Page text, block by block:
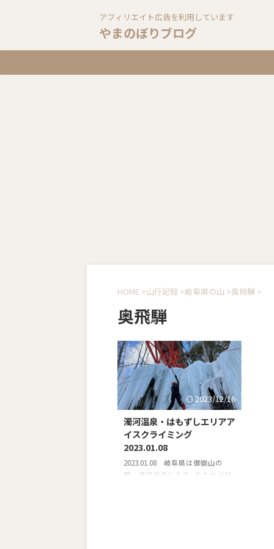
アフィリエイト広告を利用しています
やまのぼりブログ
HOME >山行記録 >岐阜県の山 >奥飛騨 >
奥飛騨
2023/12/16
濁河温泉・はもずしエリアア
イスクライミング
2023.01.08
2023.01.08 岐阜県は御嶽山の
麓、濁河温泉にある 私たちが訪